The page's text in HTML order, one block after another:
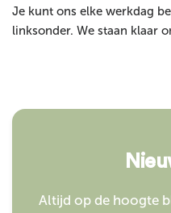
Je kunt ons elke werkdag
linksonder. We staan klaar
Altijd op de hoogte